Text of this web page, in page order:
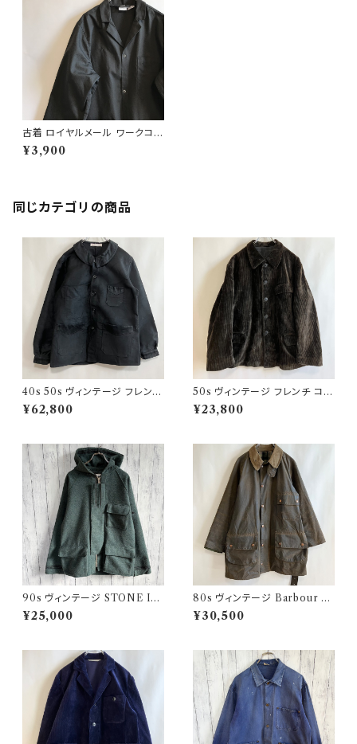
古着 ロイヤルメール ワークコー
ト ショップコート royal mail ユ
ーロワーク
¥3,900
同じカテゴリの商品
40s 50s ヴィンテージ フレンチ
Vポケ ブラックモールスキンジャ
ケット カバーオール
¥62,800
50s ヴィンテージ フレンチ コー
デュロイジャケット ビンテージ
ファーマーズジャケット
¥23,800
90s ヴィンテージ STONE ISL
AND ウールジャケット ストーン
アイランド グリーンエッジ
¥25,000
80s ヴィンテージ Barbour 2
ワラント ソルウェイジッパー Sol
way Zipper オイルドジャケット
¥30,500